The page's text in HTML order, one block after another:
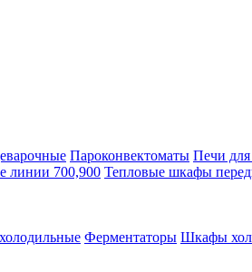
Пароконвектоматы Печи
линии 700,900 Тепловые шкафы
Ферментаторы Шкафы